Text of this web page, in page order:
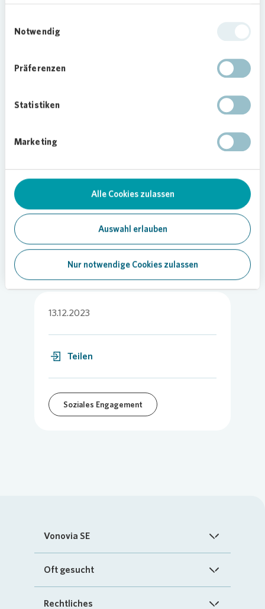
Notwendig
Präferenzen
Statistiken
Marketing
Alle Cookies zulassen
Auswahl erlauben
Nur notwendige Cookies zulassen
Freiwilligen-Aktion
haben wir gern mit angepackt“, erzählt Katharina
ergänzt: „Wir sind dankbar für die Einblicke, die wir
wie der Tafel sammeln konnten. Mit unserer
Jahr eine gemeinnützige Organisation tatkräftig
bei ihrer Arbeit unterstützen. Wir planen schon
unser Projekt für 2024.“
Foto:Vonovia
13.12.2023
Teilen
Soziales Engagement
Vonovia SE
Startseite
Oft gesucht
FAQ
Rechtliches